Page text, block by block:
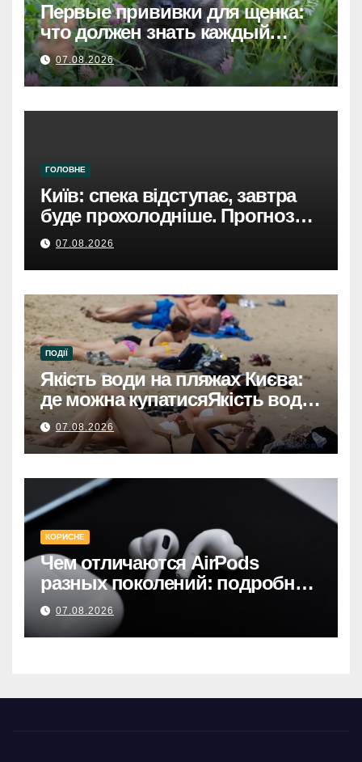
Первые прививки для щенка:
что должен знать каждый
хозяин
07.08.2026
ГОЛОВНЕ
Київ: спека відступає, завтра
буде прохолодніше. Прогноз
погоди
07.08.2026
ПОДІЇ
Якість води на пляжах Києва:
де можна купатисяЯкість води
на пляжах Києва: безпечні
місця для купання.
07.08.2026
КОРИСНЕ
Чем отличаются AirPods
разных поколений: подробное
руководство по выбору
07.08.2026